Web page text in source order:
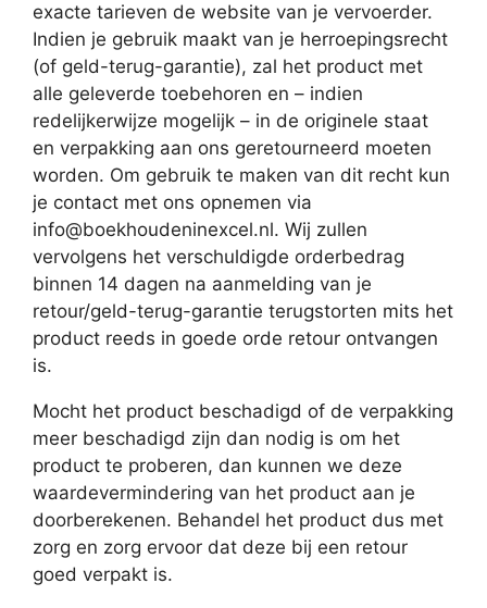
exacte tarieven de website van je vervoerder.
Indien je gebruik maakt van je herroepingsrecht
(of geld-terug-garantie), zal het product met
alle geleverde toebehoren en – indien
redelijkerwijze mogelijk – in de originele staat
en verpakking aan ons geretourneerd moeten
worden. Om gebruik te maken van dit recht kun
je contact met ons opnemen via
info@boekhoudeninexcel.nl. Wij zullen
vervolgens het verschuldigde orderbedrag
binnen 14 dagen na aanmelding van je
retour/geld-terug-garantie terugstorten mits het
product reeds in goede orde retour ontvangen
is.
Mocht het product beschadigd of de verpakking
meer beschadigd zijn dan nodig is om het
product te proberen, dan kunnen we deze
waardevermindering van het product aan je
doorberekenen. Behandel het product dus met
zorg en zorg ervoor dat deze bij een retour
goed verpakt is.